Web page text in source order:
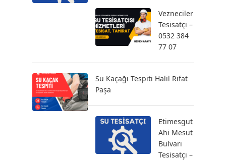
Vezneciler
Tesisatçı –
0532 384
77 07
Su Kaçağı Tespiti Halil Rıfat
Paşa
Etimesgut
Ahi Mesut
Bulvarı
Tesisatçı –